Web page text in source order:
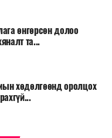
юм.
өнгөрсөн долоо
та...
хөдөлгөөнд оролцох